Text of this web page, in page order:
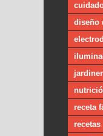
diseño
receta
recetas